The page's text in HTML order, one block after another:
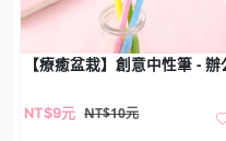
【療癒盆栽】創意中性筆 -
NT$9元 NT$10元